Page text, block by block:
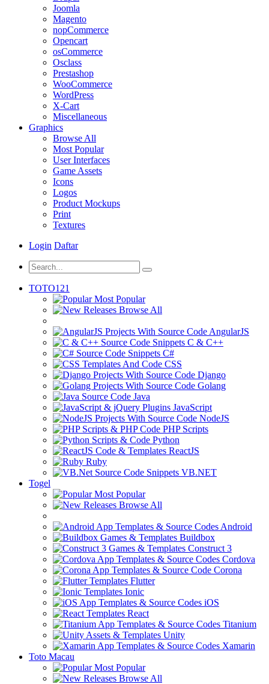
Joomla
Magento
nopCommerce
Opencart
osCommerce
Osclass
Prestashop
WooCommerce
WordPress
X-Cart
Miscellaneous
Graphics
Browse All
Most Popular
User Interfaces
Game Assets
Icons
Logos
Product Mockups
Print
Textures
Login Daftar
TOTO121
Most Popular
Browse All
AngularJS
C & C++
C#
CSS
Django
Golang
Java
JavaScript
NodeJS
PHP Scripts
Python
ReactJS
Ruby
VB.NET
Togel
Most Popular
Browse All
Android
Buildbox
Construct 3
Cordova
Corona
Flutter
Ionic
iOS
React
Titanium
Unity
Xamarin
Toto Macau
Most Popular
Browse All